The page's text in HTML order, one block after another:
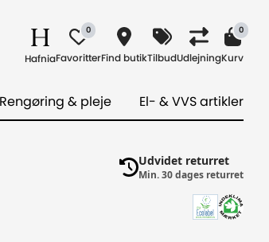
Hafnia
0
FavoritterFind butikTilbudUdlejning
0
Kurv
Rengøring & pleje El- & VVS artikler
Udvidet returret
Min. 30 dages returret